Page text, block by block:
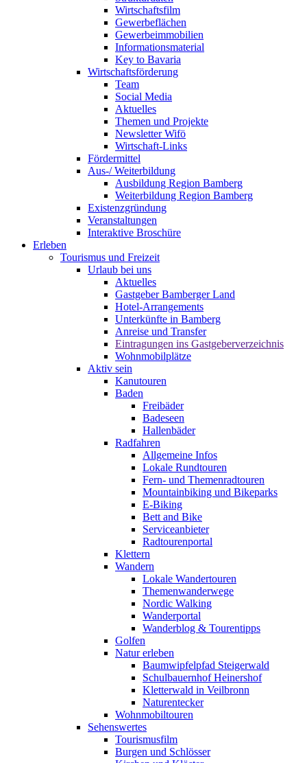
Wirtschaftsfilm
Gewerbeflächen
Gewerbeimmobilien
Informationsmaterial
Key to Bavaria
Wirtschaftsförderung
Team
Social Media
Aktuelles
Themen und Projekte
Newsletter Wifö
Wirtschaft-Links
Fördermittel
Aus-/ Weiterbildung
Ausbildung Region Bamberg
Weiterbildung Region Bamberg
Existenzgründung
Veranstaltungen
Interaktive Broschüre
Erleben
Tourismus und Freizeit
Urlaub bei uns
Aktuelles
Gastgeber Bamberger Land
Hotel-Arrangements
Unterkünfte in Bamberg
Anreise und Transfer
Eintragungen ins Gastgeberverzeichnis
Wohnmobilplätze
Aktiv sein
Kanutouren
Baden
Freibäder
Badeseen
Hallenbäder
Radfahren
Allgemeine Infos
Lokale Rundtouren
Fern- und Themenradtouren
Mountainbiking und Bikeparks
E-Biking
Bett and Bike
Serviceanbieter
Radtourenportal
Klettern
Wandern
Lokale Wandertouren
Themenwanderwege
Nordic Walking
Wanderportal
Wanderblog & Tourentipps
Golfen
Natur erleben
Baumwipfelpfad Steigerwald
Schulbauernhof Heinershof
Kletterwald in Veilbronn
Naturentecker
Wohnmobiltouren
Sehenswertes
Tourismusfilm
Burgen und Schlösser